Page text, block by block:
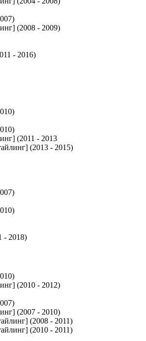
(2008 - 2009)
- 2016)
(2011 - 2013
(2013 - 2015)
- 2018)
(2010 - 2012)
(2007 - 2010)
(2008 - 2011)
(2010 - 2011)